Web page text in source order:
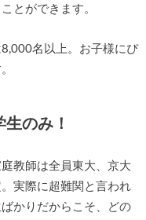
とができます。
名以上。お子様にぴ
のみ！
教師は全員東大、京大
実際に超難関と言われ
かりだからこそ、どの